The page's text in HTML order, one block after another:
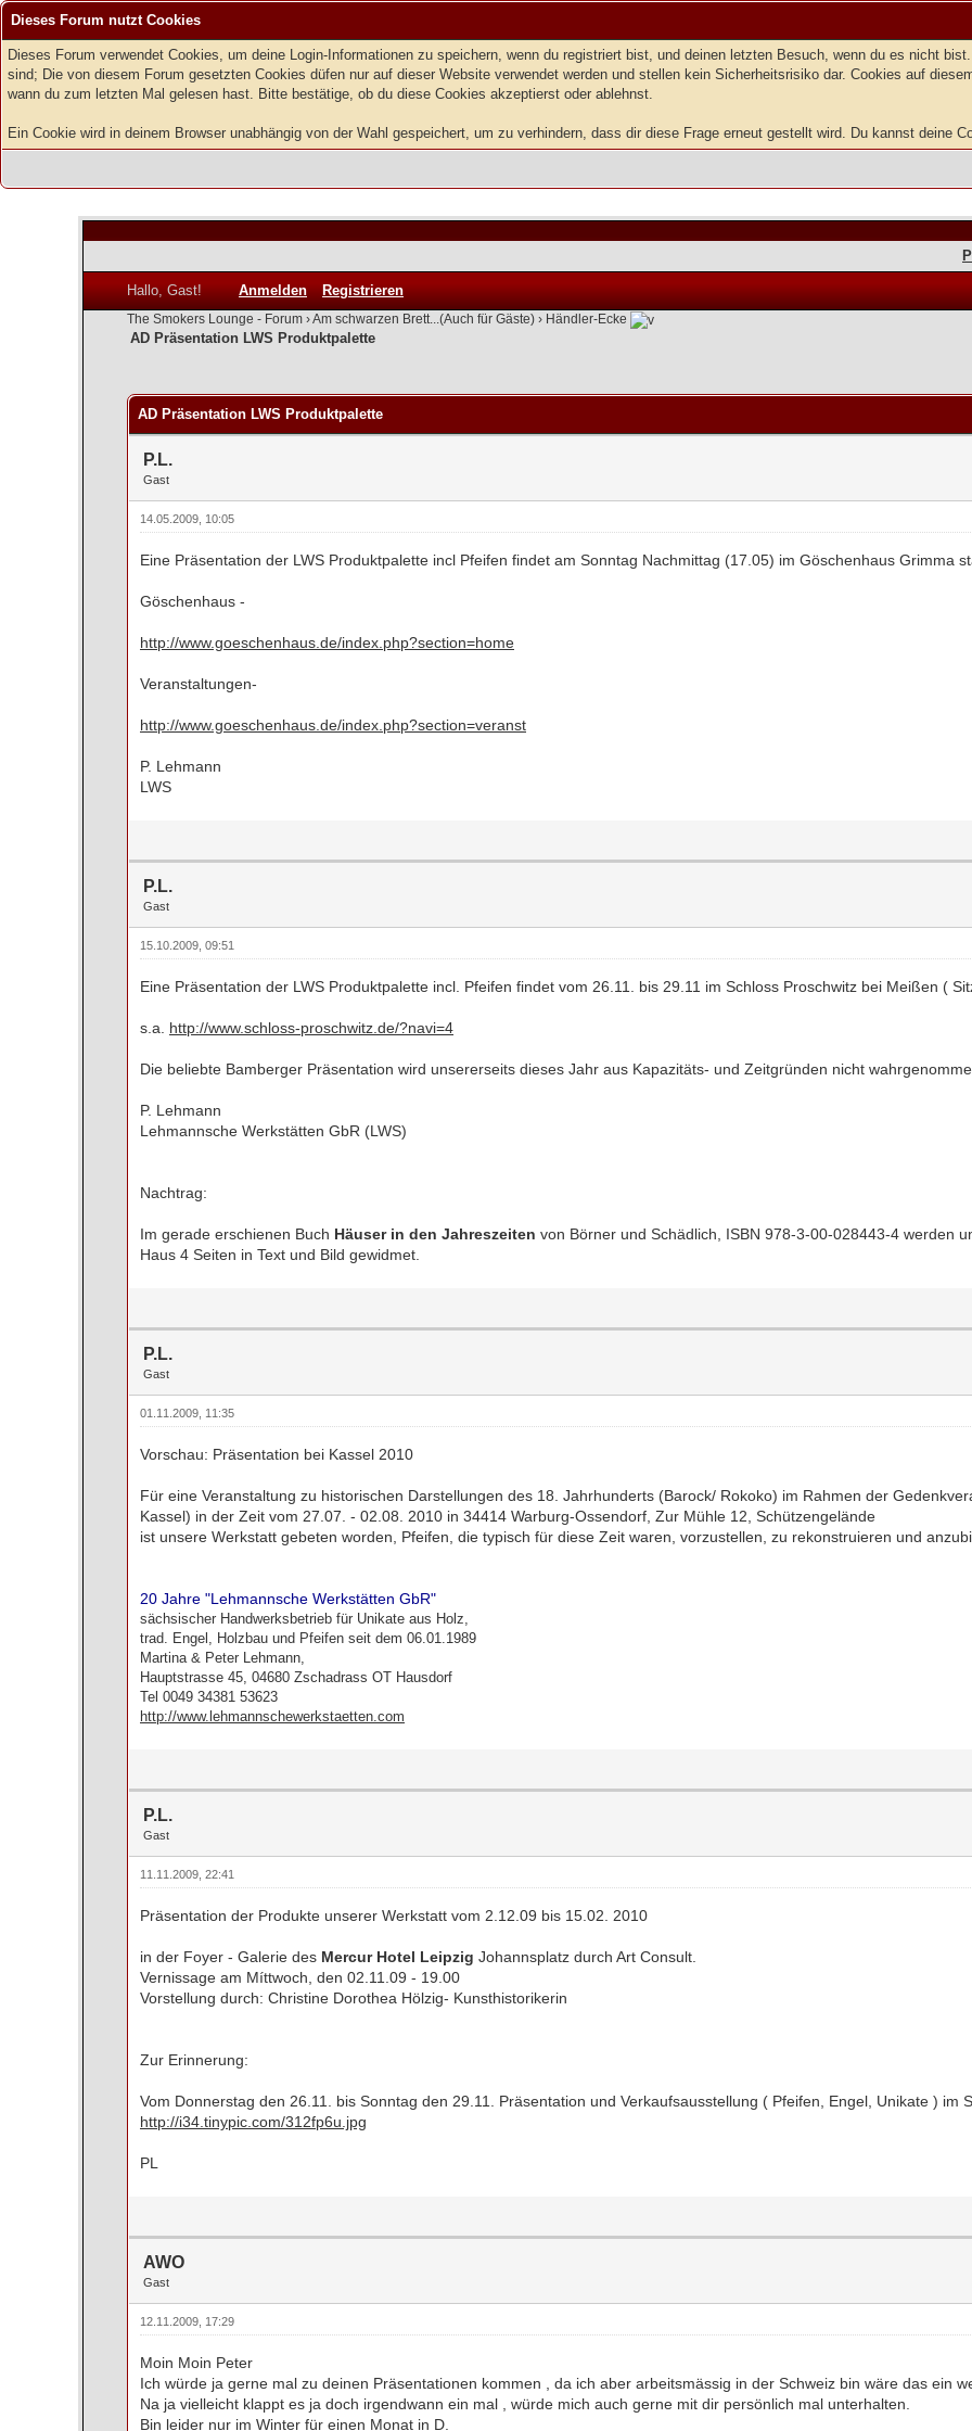
Dieses Forum nutzt Cookies
Dieses Forum verwendet Cookies, um deine Login-Informationen zu speichern, wenn du registriert bist, und deinen letzten Besuch, wenn du es nicht
sind; Die von diesem Forum gesetzten Cookies düfen nur auf dieser Website verwendet werden und stellen kein Sicherheitsrisiko dar. Cookies auf
wann du zum letzten Mal gelesen hast. Bitte bestätige, ob du diese Cookies akzeptierst oder ablehnst.
Ein Cookie wird in deinem Browser unabhängig von der Wahl gespeichert, um zu verhindern, dass dir diese Frage erneut gestellt wird. Du kannst deine
Hallo, Gast! Anmelden Registrieren
The Smokers Lounge - Forum ›Am schwarzen Brett...(Auch für Gäste) › Händler-Ecke
AD Präsentation LWS Produktpalette
AD Präsentation LWS Produktpalette
P.L.
Gast
14.05.2009, 10:05
Eine Präsentation der LWS Produktpalette incl Pfeifen findet am Sonntag Nachmittag (17.05) im Göschenhaus Grimma
Göschenhaus -
http://www.goeschenhaus.de/index.php?section=home
Veranstaltungen-
http://www.goeschenhaus.de/index.php?section=veranst
P. Lehmann
LWS
P.L.
Gast
15.10.2009, 09:51
Eine Präsentation der LWS Produktpalette incl. Pfeifen findet vom 26.11. bis 29.11 im Schloss Proschwitz bei Meißen (
s.a. http://www.schloss-proschwitz.de/?navi=4
Die beliebte Bamberger Präsentation wird unsererseits dieses Jahr aus Kapazitäts- und Zeitgründen nicht
P. Lehmann
Lehmannsche Werkstätten GbR (LWS)
Nachtrag:
Im gerade erschienen Buch Häuser in den Jahreszeiten von Börner und Schädlich, ISBN 978-3-00-028443-4 werden
Haus 4 Seiten in Text und Bild gewidmet.
P.L.
Gast
01.11.2009, 11:35
Vorschau: Präsentation bei Kassel 2010
Für eine Veranstaltung zu historischen Darstellungen des 18. Jahrhunderts (Barock/ Rokoko) im Rahmen der
Kassel) in der Zeit vom 27.07. - 02.08. 2010 in 34414 Warburg-Ossendorf, Zur Mühle 12, Schützengelände
ist unsere Werkstatt gebeten worden, Pfeifen, die typisch für diese Zeit waren, vorzustellen, zu rekonstruieren und
20 Jahre "Lehmannsche Werkstätten GbR"
sächsischer Handwerksbetrieb für Unikate aus Holz,
trad. Engel, Holzbau und Pfeifen seit dem 06.01.1989
Martina & Peter Lehmann,
Hauptstrasse 45, 04680 Zschadrass OT Hausdorf
Tel 0049 34381 53623
http://www.lehmannschewerkstaetten.com
P.L.
Gast
11.11.2009, 22:41
Präsentation der Produkte unserer Werkstatt vom 2.12.09 bis 15.02. 2010
in der Foyer - Galerie des Mercur Hotel Leipzig Johannsplatz durch Art Consult.
Vernissage am Míttwoch, den 02.11.09 - 19.00
Vorstellung durch: Christine Dorothea Hölzig- Kunsthistorikerin
Zur Erinnerung:
Vom Donnerstag den 26.11. bis Sonntag den 29.11. Präsentation und Verkaufsausstellung ( Pfeifen, Engel, Unikate ) im
http://i34.tinypic.com/312fp6u.jpg
PL
AWO
Gast
12.11.2009, 17:29
Moin Moin Peter
Ich würde ja gerne mal zu deinen Präsentationen kommen , da ich aber arbeitsmässig in der Schweiz bin wäre das ein
Na ja vielleicht klappt es ja doch irgendwann ein mal , würde mich auch gerne mit dir persönlich mal unterhalten.
Bin leider nur im Winter für einen Monat in D.